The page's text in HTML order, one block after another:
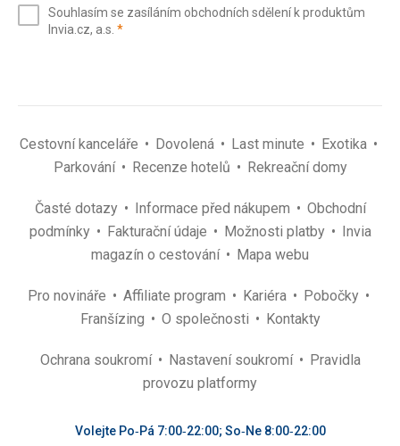
(povinné)
Souhlasím se zasíláním obchodních sdělení k produktům
Invia.cz, a.s. *(povinné)
Cestovní kanceláře Dovolená Last minute
Exotika
Parkování
Recenze hotelů Rekreační domy
Časté dotazy Informace před nákupem
Obchodní
podmínky
Fakturační údaje Možnosti platby
Invia
magazín o cestování
Mapa webu
Pro novináře Affiliate program Kariéra
Pobočky
Franšízing
O společnosti Kontakty
Ochrana soukromí Nastavení soukromí
Pravidla
provozu platformy
Volejte Po‑Pá 7:00‑22:00; So‑Ne 8:00‑22:00